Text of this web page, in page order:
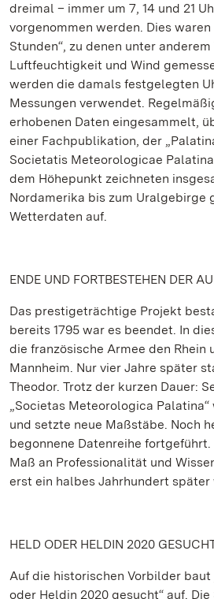
dreimal – immer um 7, 14 und 21
vorgenommen werden. Dies
Stunden“, zu denen unter
Luftfeuchtigkeit und Wind
werden die damals festgelegten
Messungen verwendet.
erhobenen Daten eingesammelt,
einer Fachpublikation, der
Societatis Meteorologicae
dem Höhepunkt zeichneten
Nordamerika bis zum Uralgebirge
Wetterdaten auf.
ENDE UND FORTBESTEHEN DER
Das prestigeträchtige Projekt
bereits 1795 war es beendet. In
die französische Armee den Rhein
Mannheim. Nur vier Jahre später
Theodor. Trotz der kurzen Dauer:
„Societas Meteorologica
und setzte neue Maßstäbe. Noch
begonnene Datenreihe fortgeführt.
Maß an Professionalität und
erst ein halbes Jahrhundert
HELD ODER HELDIN 2020
Auf die historischen Vorbilder
oder Heldin 2020 gesucht“ auf.